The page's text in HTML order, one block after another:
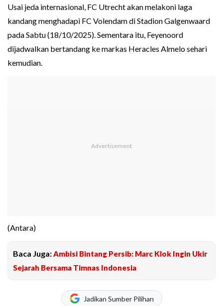
Usai jeda internasional, FC Utrecht akan melakoni laga
kandang menghadapi FC Volendam di Stadion Galgenwaard
pada Sabtu (18/10/2025). Sementara itu, Feyenoord
dijadwalkan bertandang ke markas Heracles Almelo sehari
kemudian.
(Antara)
Baca Juga:Ambisi Bintang Persib: Marc Klok Ingin Ukir
Sejarah Bersama Timnas Indonesia
Jadikan Sumber Pilihan